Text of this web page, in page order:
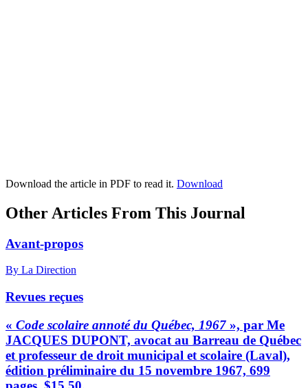
Download the article in PDF to read it. Download
Other Articles From This Journal
Avant-propos
By La Direction
Revues reçues
« Code scolaire annoté du Québec, 1967 », par Me
JACQUES DUPONT, avocat au Barreau de Québec
et professeur de droit municipal et scolaire (Laval),
édition préliminaire du 15 novembre 1967, 699